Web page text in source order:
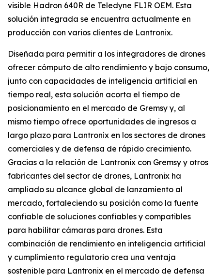
visible Hadron 640R de Teledyne FLIR OEM. Esta
solución integrada se encuentra actualmente en
producción con varios clientes de Lantronix.
Diseñada para permitir a los integradores de drones
ofrecer cómputo de alto rendimiento y bajo consumo,
junto con capacidades de inteligencia artificial en
tiempo real, esta solución acorta el tiempo de
posicionamiento en el mercado de Gremsy y, al
mismo tiempo ofrece oportunidades de ingresos a
largo plazo para Lantronix en los sectores de drones
comerciales y de defensa de rápido crecimiento.
Gracias a la relación de Lantronix con Gremsy y otros
fabricantes del sector de drones, Lantronix ha
ampliado su alcance global de lanzamiento al
mercado, fortaleciendo su posición como la fuente
confiable de soluciones confiables y compatibles
para habilitar cámaras para drones. Esta
combinación de rendimiento en inteligencia artificial
y cumplimiento regulatorio crea una ventaja
sostenible para Lantronix en el mercado de defensa